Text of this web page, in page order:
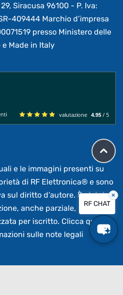
Siracusa 96100 - P. Iva:
409444 Marchio d’impresa
presso Ministero delle
e Made in Italy
valutazione 4.95 / 5
e le immagini presenti su
di RF Elettronica® e sono
sul diritto d’autore. È vietata
anche parziale,
non
per iscritto. Clicca qui per
sulle note legali
RF CHAT
×